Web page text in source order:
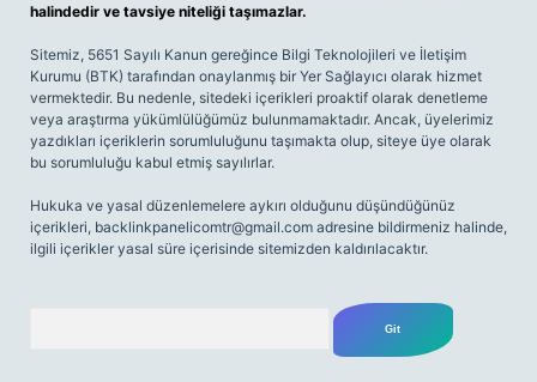
halindedir ve tavsiye niteliği taşımazlar.
Sitemiz, 5651 Sayılı Kanun gereğince Bilgi Teknolojileri ve İletişim
Kurumu (BTK) tarafından onaylanmış bir Yer Sağlayıcı olarak hizmet
vermektedir. Bu nedenle, sitedeki içerikleri proaktif olarak denetleme
veya araştırma yükümlülüğümüz bulunmamaktadır. Ancak, üyelerimiz
yazdıkları içeriklerin sorumluluğunu taşımakta olup, siteye üye olarak
bu sorumluluğu kabul etmiş sayılırlar.
Hukuka ve yasal düzenlemelere aykırı olduğunu düşündüğünüz
içerikleri, backlinkpanelicomtr@gmail.com adresine bildirmeniz halinde,
ilgili içerikler yasal süre içerisinde sitemizden kaldırılacaktır.